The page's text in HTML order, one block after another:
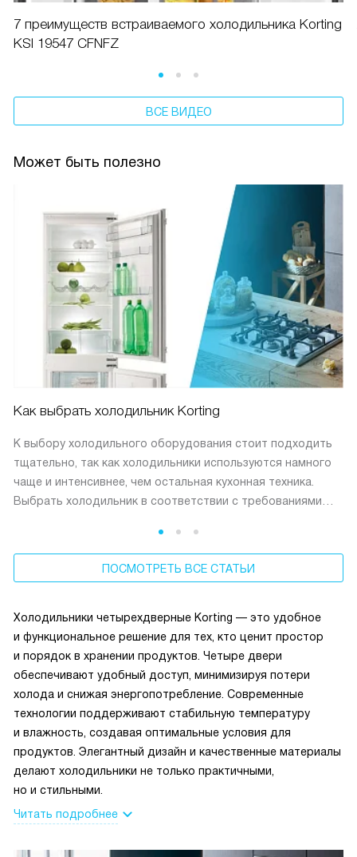
7 преимуществ встраиваемого холодильника Korting
KSI 19547 CFNFZ
ВСЕ ВИДЕО
Может быть полезно
Как выбрать холодильник Korting
К выбору холодильного оборудования стоит подходить
тщательно, так как холодильники используются намного
чаще и интенсивнее, чем остальная кухонная техника.
Выбрать холодильник в соответствии с требованиями
ПОСМОТРЕТЬ ВСЕ СТАТЬИ
Холодильники четырехдверные Korting — это удобное
и функциональное решение для тех, кто ценит простор
и порядок в хранении продуктов. Четыре двери
обеспечивают удобный доступ, минимизируя потери
холода и снижая энергопотребление. Современные
технологии поддерживают стабильную температуру
и влажность, создавая оптимальные условия для
продуктов. Элегантный дизайн и качественные материалы
делают холодильники не только практичными,
но и стильными.
Читать подробнее